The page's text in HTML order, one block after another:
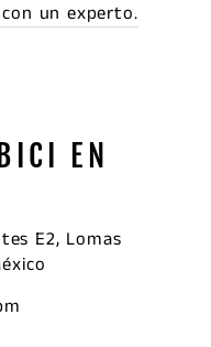
un experto.
EN
E2, Lomas